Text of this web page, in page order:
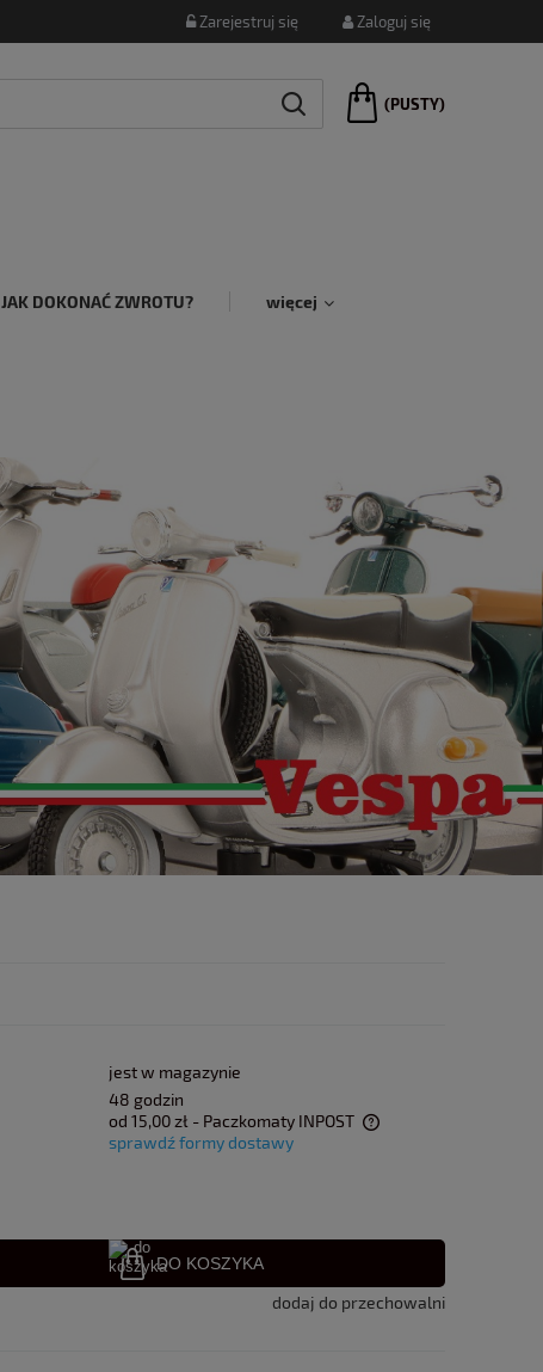
Zarejestruj się Zaloguj się
(PUSTY)
JAK DOKONAĆ ZWROTU? więcej
jest w magazynie
48 godzin
od 15,00 zł - Paczkomaty INPOST
sprawdź formy dostawy
DO KOSZYKA
dodaj do przechowalni